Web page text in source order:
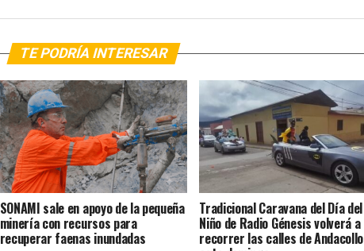
TE PODRÍA INTERESAR
SONAMI sale en apoyo de la pequeña
minería con recursos para
recuperar faenas inundadas
Tradicional Caravana del Día del
Niño de Radio Génesis volverá a
recorrer las calles de Andacollo